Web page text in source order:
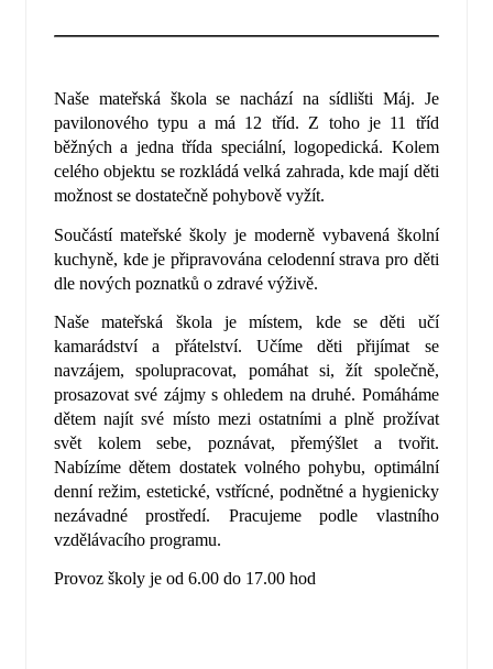
Naše mateřská škola se nachází na sídlišti Máj. Je
pavilonového typu a má 12 tříd. Z toho je 11 tříd
běžných a jedna třída speciální, logopedická. Kolem
celého objektu se rozkládá velká zahrada, kde mají děti
možnost se dostatečně pohybově vyžít.
Součástí mateřské školy je moderně vybavená školní
kuchyně, kde je připravována celodenní strava pro děti
dle nových poznatků o zdravé výživě.
Naše mateřská škola je místem, kde se děti učí
kamarádství a přátelství. Učíme děti přijímat se
navzájem, spolupracovat, pomáhat si, žít společně,
prosazovat své zájmy s ohledem na druhé. Pomáháme
dětem najít své místo mezi ostatními a plně prožívat
svět kolem sebe, poznávat, přemýšlet a tvořit.
Nabízíme dětem dostatek volného pohybu, optimální
denní režim, estetické, vstřícné, podnětné a hygienicky
nezávadné prostředí. Pracujeme podle vlastního
vzdělávacího programu.
Provoz školy je od 6.00 do 17.00 hod